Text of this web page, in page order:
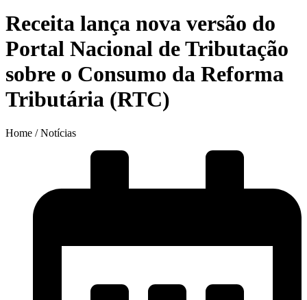
Receita lança nova versão do
Portal Nacional de Tributação
sobre o Consumo da Reforma
Tributária (RTC)
Home / Notícias